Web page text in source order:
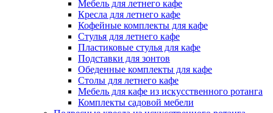
Мебель для летнего кафе
Кресла для летнего кафе
Кофейные комплекты для кафе
Стулья для летнего кафе
Пластиковые стулья для кафе
Подставки для зонтов
Обеденные комплекты для кафе
Столы для летнего кафе
Мебель для кафе из искусственного ротанга
Комплекты садовой мебели